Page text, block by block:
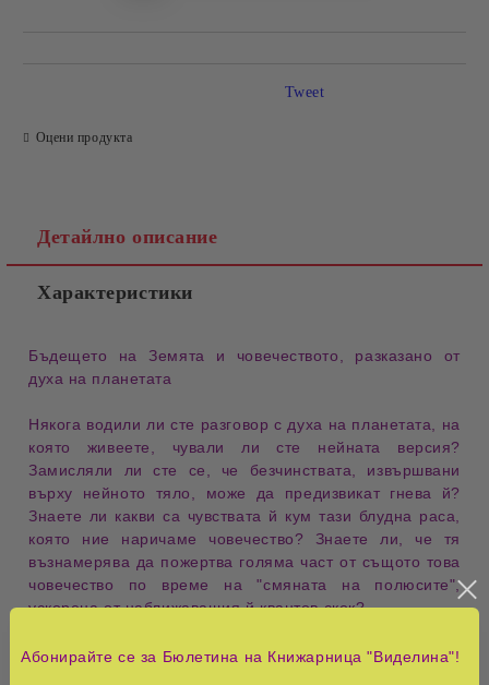
Оцени продукта
Tweet
Детайлно описание
Характеристики
Бъдещето на Земята и човечеството, разказано от
духа на планетата
Някога водили ли сте разговор с духа на планетата, на
която живеете, чували ли сте нейната версия?
Замисляли ли сте се, че безчинствата, извършвани
върху нейното тяло, може да предизвикат гнева й?
Знаете ли какви са чувствата й кум тази блудна раса,
която ние наричаме човечество? Знаете ли, че тя
възнамерява да пожертва голяма част от същото това
човечество по време на "смяната на полюсите",
ускорена от наближаващия й квантов скок?
Сега имате възможност да узнаете всичко това от нея
Абонирайте се за Бюлетина на Книжарница "Виделина"!